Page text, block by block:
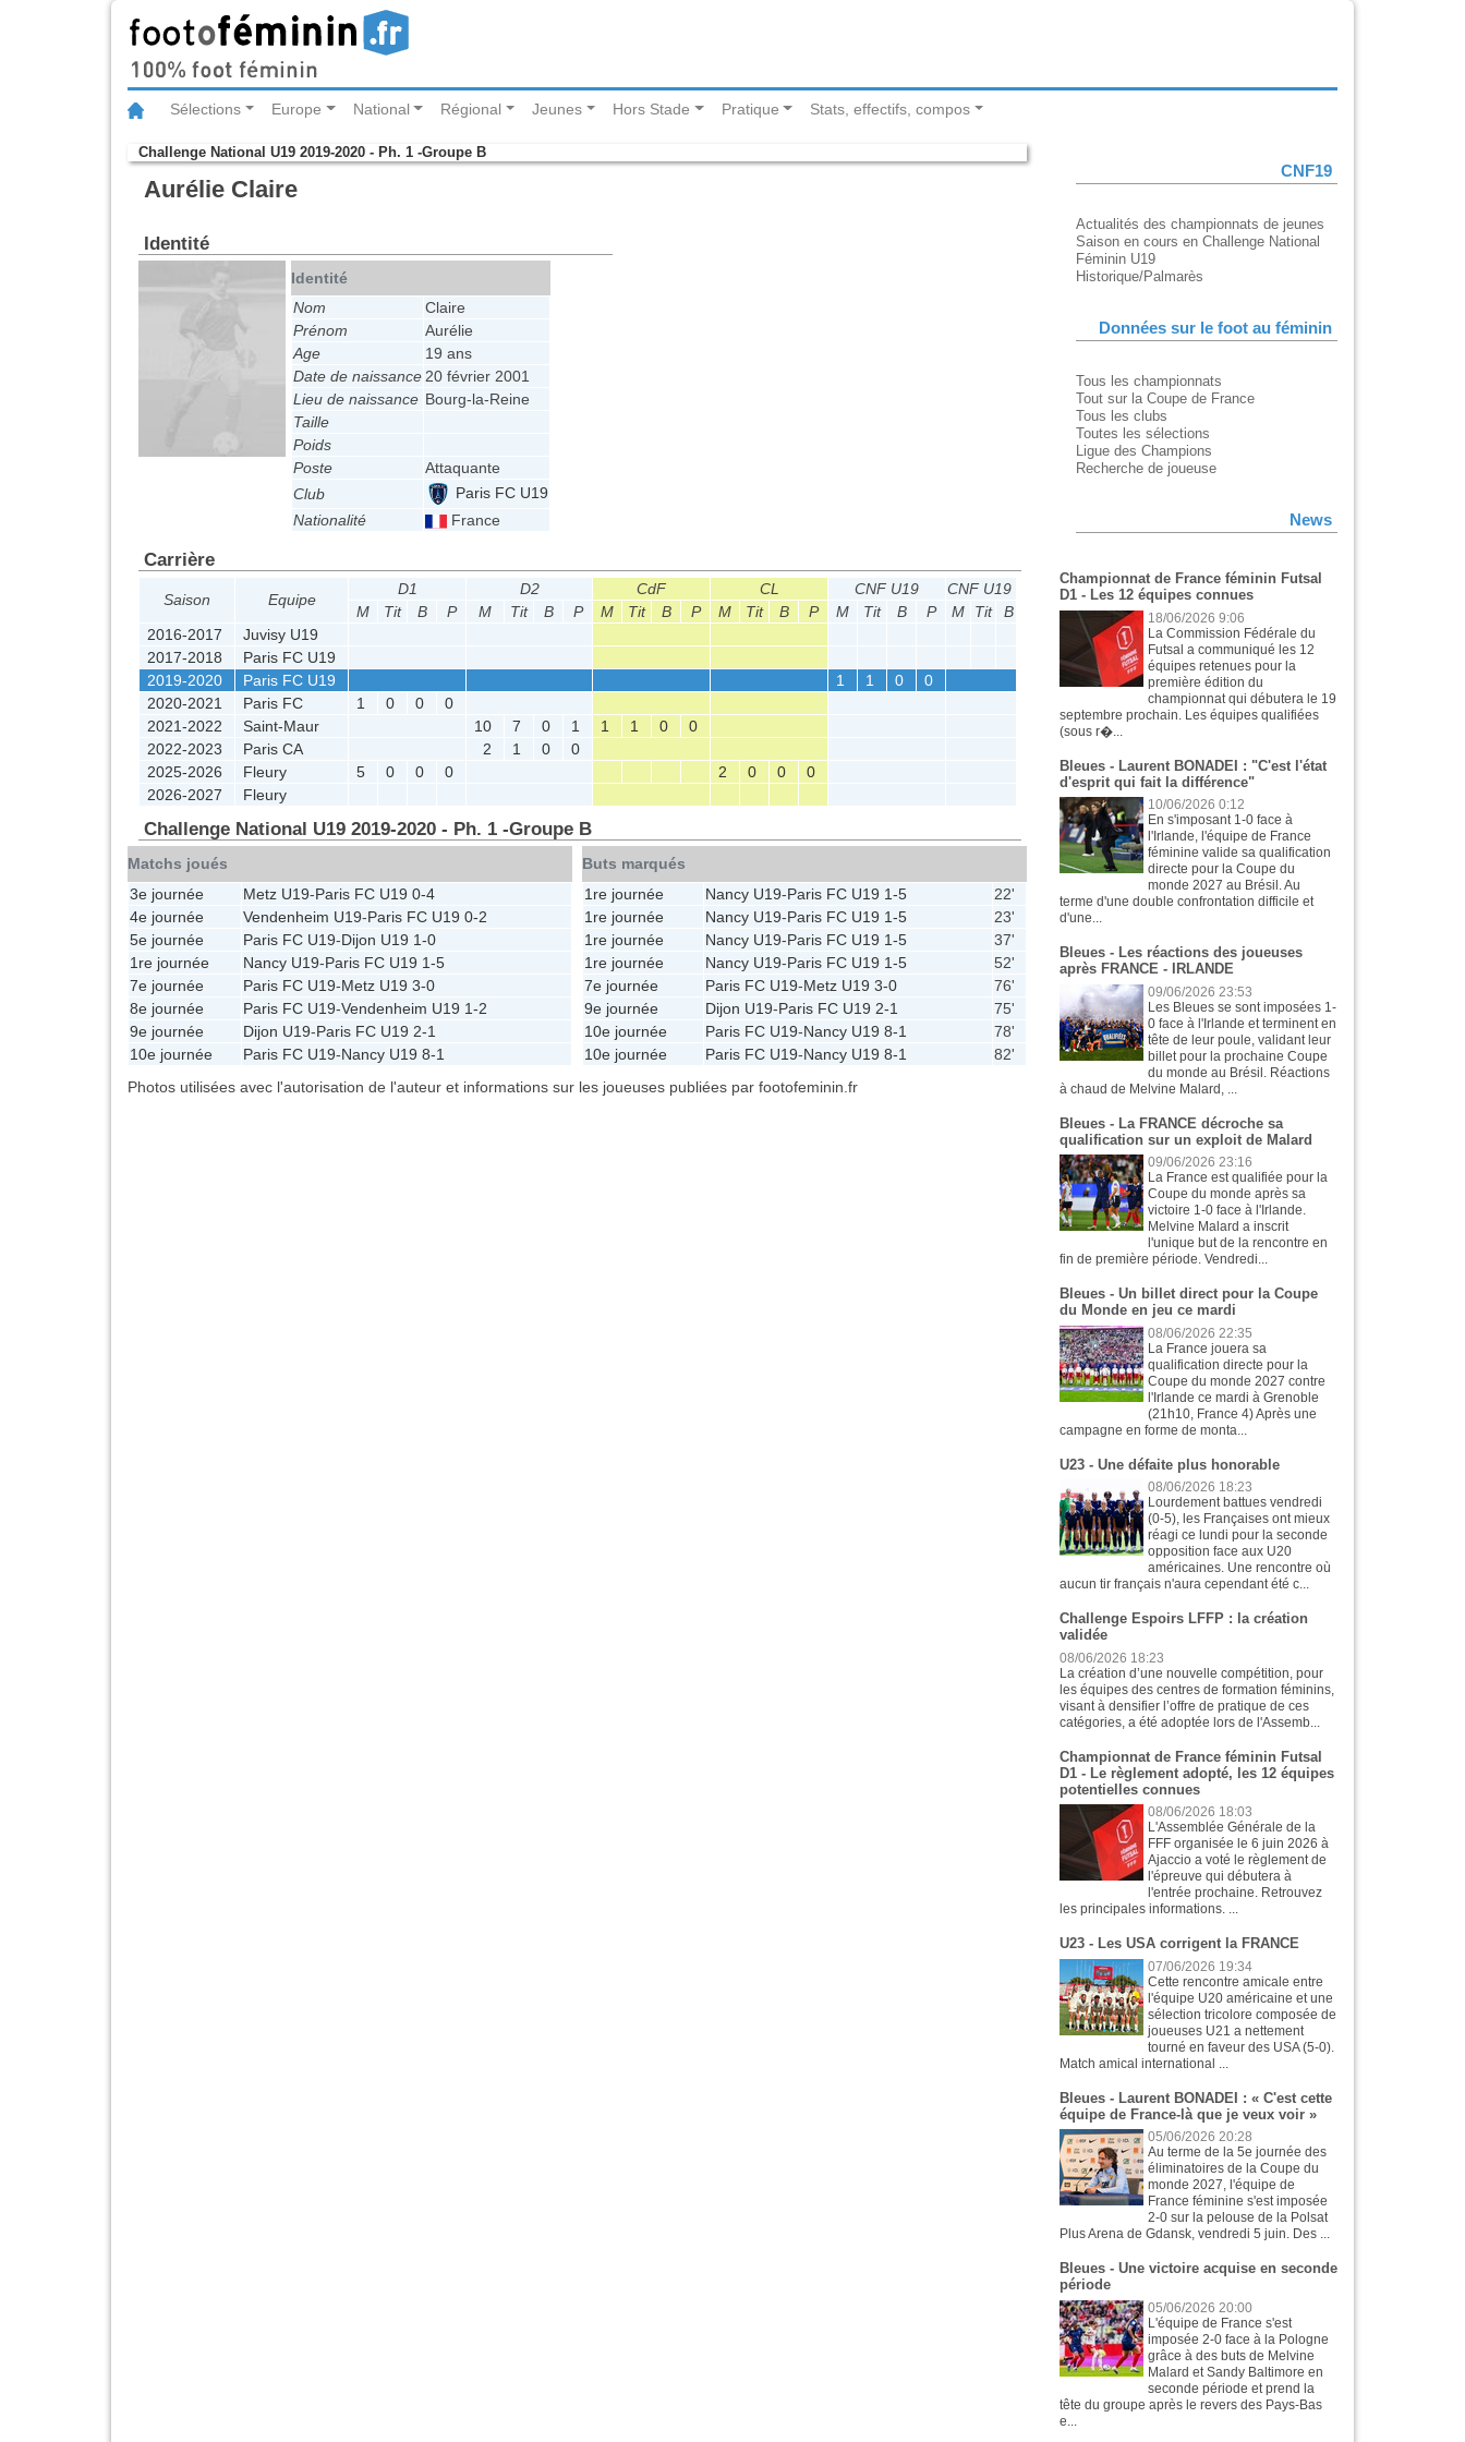
Sélections Europe National Régional Jeunes Hors Stade Pratique Stats, effectifs, compos
Challenge National U19 2019-2020 - Ph. 1 -Groupe B
Aurélie Claire
Identité
Identité
Nom
Claire
Prénom
Aurélie
Age
19 ans
Date de naissance20 février 2001
Lieu de naissance Bourg-la-Reine
Taille
Poids
Poste
Attaquante
Club
Paris FC U19
Nationalité
France
Carrière
Saison Equipe
D1 D2 CdF CL CNF U19
CNF U19 - EL
M
Tit B P M Tit B P M Tit B P M Tit B P M Tit B P M Tit B
2016-2017
Juvisy U19
2017-2018
Paris FC U19
2019-2020
Paris FC U19 1 1 0
0
2020-2021
Paris FC 1 0 0
0
2021-2022
Saint-Maur 10 7 0 1 1 1 0
0
2022-2023
Paris CA 2 1 0
0
2025-2026
Fleury 5 0 0 0 2 0 0
0
2026-2027
Fleury
Challenge National U19 2019-2020 - Ph. 1 -Groupe B
Matchs joués
3e journée
Metz U19-Paris FC U19 0-4
4e journée
Vendenheim U19-Paris FC U19 0-2
5e journée
Paris FC U19-Dijon U19 1-0
1re journée
Nancy U19-Paris FC U19 1-5
7e journée
Paris FC U19-Metz U19 3-0
8e journée
Paris FC U19-Vendenheim U19 1-2
9e journée
Dijon U19-Paris FC U19 2-1
10e journée
Paris FC U19-Nancy U19 8-1
Buts marqués
1re journée
Nancy U19-Paris FC U19 1-5
22'
1re journée
Nancy U19-Paris FC U19 1-5
23'
1re journée
Nancy U19-Paris FC U19 1-5
37'
1re journée
Nancy U19-Paris FC U19 1-5
52'
7e journée
Paris FC U19-Metz U19 3-0
76'
9e journée
Dijon U19-Paris FC U19 2-1
75'
10e journée
Paris FC U19-Nancy U19 8-1
78'
10e journée
Paris FC U19-Nancy U19 8-1
82'
Photos utilisées avec l'autorisation de l'auteur et informations sur les joueuses publiées par footofeminin.fr
CNF19
Actualités des championnats de jeunes
Saison en cours en Challenge National
Féminin U19
Historique/Palmarès
Données sur le foot au féminin
Tous les championnats
Tout sur la Coupe de France
Tous les clubs
Toutes les sélections
Ligue des Champions
Recherche de joueuse
News
Championnat de France féminin Futsal
D1 - Les 12 équipes connues
18/06/2026 9:06
La Commission Fédérale du
Futsal a communiqué les 12
équipes retenues pour la
première édition du
championnat qui débutera le 19
septembre prochain. Les équipes qualifiées
(sous r�...
Bleues - Laurent BONADEI : "C'est l'état
d'esprit qui fait la différence"
10/06/2026 0:12
En s'imposant 1-0 face à
l'Irlande, l'équipe de France
féminine valide sa qualification
directe pour la Coupe du
monde 2027 au Brésil. Au
terme d'une double confrontation difficile et
d'une...
Bleues - Les réactions des joueuses
après FRANCE - IRLANDE
09/06/2026 23:53
Les Bleues se sont imposées 1-
0 face à l'Irlande et terminent en
tête de leur poule, validant leur
billet pour la prochaine Coupe
du monde au Brésil. Réactions
à chaud de Melvine Malard, ...
Bleues - La FRANCE décroche sa
qualification sur un exploit de Malard
09/06/2026 23:16
La France est qualifiée pour la
Coupe du monde après sa
victoire 1-0 face à l'Irlande.
Melvine Malard a inscrit
l'unique but de la rencontre en
fin de première période. Vendredi...
Bleues - Un billet direct pour la Coupe
du Monde en jeu ce mardi
08/06/2026 22:35
La France jouera sa
qualification directe pour la
Coupe du monde 2027 contre
l'Irlande ce mardi à Grenoble
(21h10, France 4) Après une
campagne en forme de monta...
U23 - Une défaite plus honorable
08/06/2026 18:23
Lourdement battues vendredi
(0-5), les Françaises ont mieux
réagi ce lundi pour la seconde
opposition face aux U20
américaines. Une rencontre où
aucun tir français n'aura cependant été c...
Challenge Espoirs LFFP : la création
validée
08/06/2026 18:23
La création d’une nouvelle compétition, pour
les équipes des centres de formation féminins,
visant à densifier l’offre de pratique de ces
catégories, a été adoptée lors de l'Assemb...
Championnat de France féminin Futsal
D1 - Le règlement adopté, les 12 équipes
potentielles connues
08/06/2026 18:03
L'Assemblée Générale de la
FFF organisée le 6 juin 2026 à
Ajaccio a voté le règlement de
l'épreuve qui débutera à
l'entrée prochaine. Retrouvez
les principales informations. ...
U23 - Les USA corrigent la FRANCE
07/06/2026 19:34
Cette rencontre amicale entre
l'équipe U20 américaine et une
sélection tricolore composée de
joueuses U21 a nettement
tourné en faveur des USA (5-0).
Match amical international ...
Bleues - Laurent BONADEI : « C'est cette
équipe de France-là que je veux voir »
05/06/2026 20:28
Au terme de la 5e journée des
éliminatoires de la Coupe du
monde 2027, l'équipe de
France féminine s'est imposée
2-0 sur la pelouse de la Polsat
Plus Arena de Gdansk, vendredi 5 juin. Des ...
Bleues - Une victoire acquise en seconde
période
05/06/2026 20:00
L'équipe de France s'est
imposée 2-0 face à la Pologne
grâce à des buts de Melvine
Malard et Sandy Baltimore en
seconde période et prend la
tête du groupe après le revers des Pays-Bas
e...